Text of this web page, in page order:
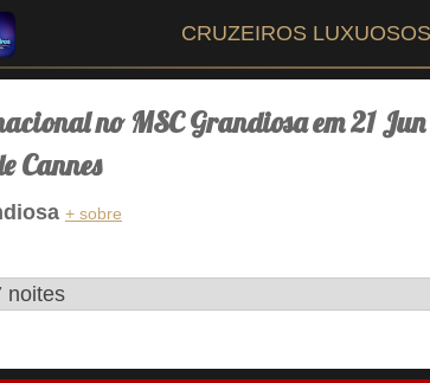
CRUZEIROS LUXUOSOS
no MSC Grandiosa em 21
Cannes
+ sobre